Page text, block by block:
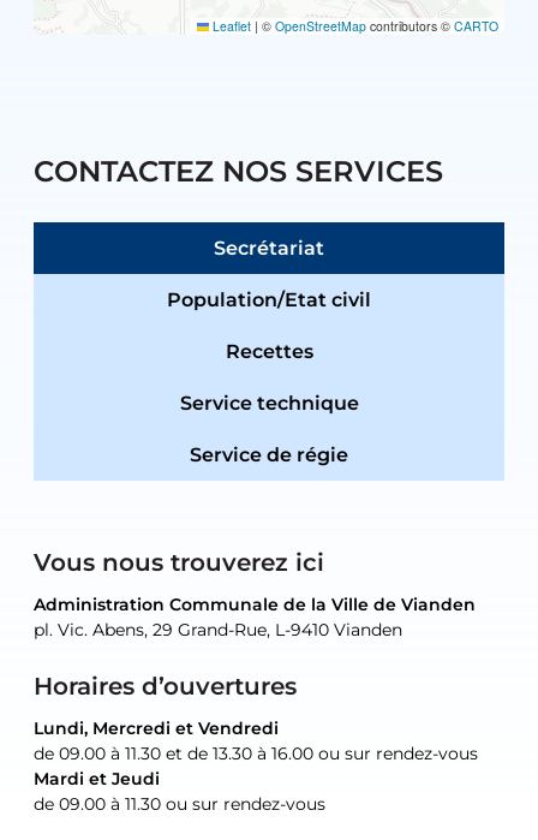
Leaflet | © OpenStreetMap contributors © CARTO
CONTACTEZ NOS SERVICES
Secrétariat
Population/Etat civil
Recettes
Service technique
Service de régie
Vous nous trouverez ici
Administration Communale de la Ville de Vianden
pl. Vic. Abens, 29 Grand-Rue, L-9410 Vianden
Horaires d’ouvertures
Lundi, Mercredi et Vendredi
de 09.00 à 11.30 et de 13.30 à 16.00 ou sur rendez-vous
Mardi et Jeudi
de 09.00 à 11.30 ou sur rendez-vous
Administration Communale de la Ville de Vianden
pl. Vic. Abens, 29 Grand-Rue, L-9410 Vianden
Lundi, Mercredi et Vendredi
de 09.00 à 11.30 et de 13.30 à 16.00 ou sur rendez-vous
Mardi et Jeudi
de 09.00 à 11.30 ou sur rendez-vous
Administration Communale de la Ville de Vianden
pl. Vic. Abens, 29 Grand-Rue, L-9410 Vianden
uniquement sur rendez-vous
Administration Communale de la Ville de Vianden
pl. Vic. Abens, 29 Grand-Rue, L-9410 Vianden
uniquement sur rendez-vous
Atelier Communal de la Ville de Vianden
30, rue Neugarten, L-9422 Vianden
uniquement sur rendez-vous